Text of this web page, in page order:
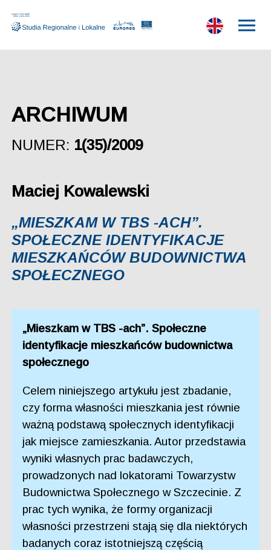
ARCHIWUM
NUMER: 1(35)/2009
Maciej Kowalewski
„MIESZKAM W TBS -ACH”.
SPOŁECZNE IDENTYFIKACJE
MIESZKAŃCÓW BUDOWNICTWA
SPOŁECZNEGO
„Mieszkam w TBS -ach”. Społeczne
identyfikacje mieszkańców budownictwa
społecznego
Celem niniejszego artykułu jest zbadanie,
czy forma własności mieszkania jest równie
ważną podstawą społecznych identyfikacji
jak miejsce zamieszkania. Autor przedstawia
wyniki własnych prac badawczych,
prowadzonych nad lokatorami Towarzystw
Budownictwa Społecznego w Szczecinie. Z
prac tych wynika, że formy organizacji
własności przestrzeni stają się dla niektórych
badanych coraz istotniejszą częścią